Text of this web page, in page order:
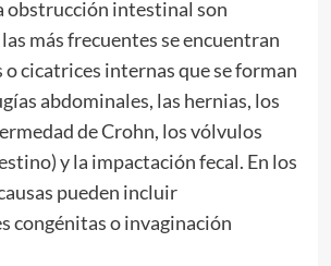
obstrucción intestinal son
más frecuentes se encuentran
o cicatrices internas que se forman
abdominales, las hernias, los
de Crohn, los vólvulos
y la impactación fecal. En los
pueden incluir
congénitas o invaginación